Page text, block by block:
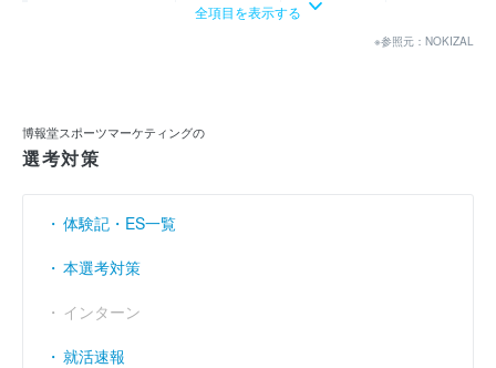
売上伸び率
経常利益率 （％）
全項目を表示する
※参照元：NOKIZAL
博報堂スポーツマーケティングの
選考対策
体験記・ES一覧
本選考対策
インターン
就活速報